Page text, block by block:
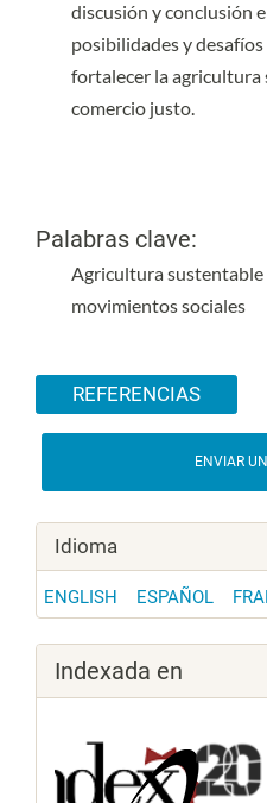
discusión y conclusión
posibilidades y desafíos
fortalecer la agricultura
comercio justo.
Palabras clave:
Agricultura sustentable
movimientos sociales
REFERENCIAS
ENVIAR
Idioma
ENGLISH ESPAÑOL
Indexada en